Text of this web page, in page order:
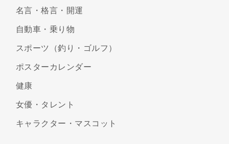
名言・格言・開運
自動車・乗り物
スポーツ（釣り・ゴルフ）
ポスターカレンダー
健康
女優・タレント
キャラクター・マスコット